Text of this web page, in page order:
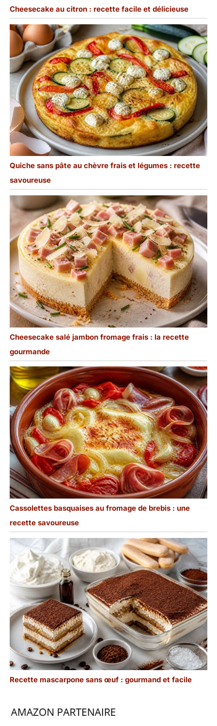
les mettre au lave-
vaisselle. Il peut être
utilisé au micro-ondes,
au four, au lave-vaisselle
et au congélateur.
OPTION CADEAU
PARFAITE -- Le design
minimaliste et la couleur
blanche classique
rendent les bols à soupe
plus pratiques et ont un
aspect élégant et
fantastique sur la table.
C'est une bonne idée
pour votre famille et vos
amis comme cadeau de
pendaison de crémaillère,
cadeau de mariage,
cadeau d'affaires.
cadeau pour les femmes
et les hommes.
Cheesecake au citron : recette facile et délicieuse
Quiche sans pâte au chèvre frais et légumes : recette
savoureuse
Cheesecake salé jambon fromage frais : la recette
gourmande
Cassolettes basquaises au fromage de brebis : une
recette savoureuse
Recette mascarpone sans œuf : gourmand et facile